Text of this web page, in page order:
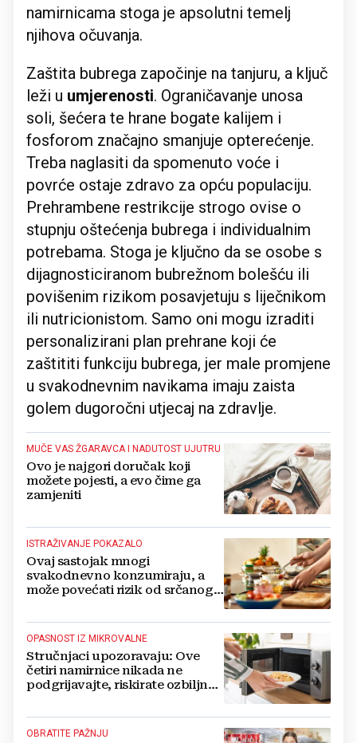
namirnicama stoga je apsolutni temelj
njihova očuvanja.
Zaštita bubrega započinje na tanjuru, a ključ
leži u umjerenosti. Ograničavanje unosa
soli, šećera te hrane bogate kalijem i
fosforom značajno smanjuje opterećenje.
Treba naglasiti da spomenuto voće i
povrće ostaje zdravo za opću populaciju.
Prehrambene restrikcije strogo ovise o
stupnju oštećenja bubrega i individualnim
potrebama. Stoga je ključno da se osobe s
dijagnosticiranom bubrežnom bolešću ili
povišenim rizikom posavjetuju s liječnikom
ili nutricionistom. Samo oni mogu izraditi
personalizirani plan prehrane koji će
zaštititi funkciju bubrega, jer male promjene
u svakodnevnim navikama imaju zaista
golem dugoročni utjecaj na zdravlje.
MUČE VAS ŽGARAVCA I NADUTOST UJUTRU
Ovo je najgori doručak koji
možete pojesti, a evo čime ga
zamjeniti
ISTRAŽIVANJE POKAZALO
Ovaj sastojak mnogi
svakodnevno konzumiraju, a
može povećati rizik od srčanog i
OPASNOST IZ MIKROVALNE
Stručnjaci upozoravaju: Ove
četiri namirnice nikada ne
podgrijavajte, riskirate ozbiljno
OBRATITE PAŽNJU